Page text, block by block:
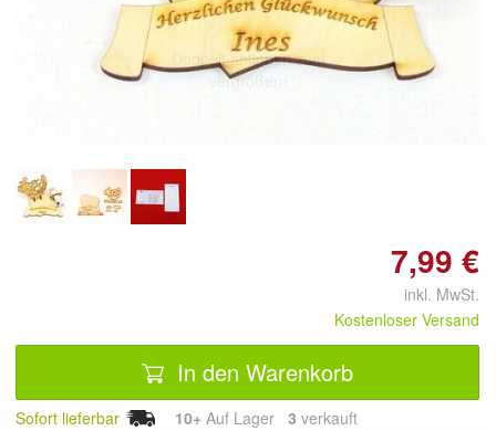
Doppelt antippen zum
vergrößern
7,99 €
inkl. MwSt.
Kostenloser Versand
In den Warenkorb
Sofort lieferbar 10+ Auf Lager 3 verkauft